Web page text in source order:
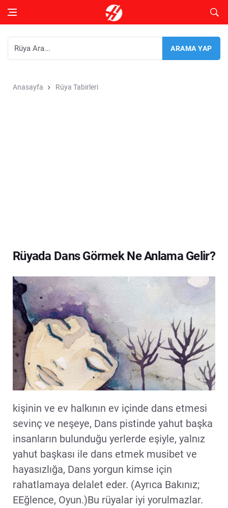
Anasayfa Rüya Tabirleri
Rüyada Dans Görmek Ne Anlama Gelir?
kişinin ve ev halkının ev içinde dans etmesi
sevinç ve neşeye, Dans pistinde yahut başka
insanların bulunduğu yerlerde eşiyle, yalnız
yahut başkası ile dans etmek musibet ve
hayasızlığa, Dans yorgun kimse için
rahatlamaya delalet eder. (Ayrıca Bakınız;
EEğlence, Oyun.)Bu rüyalar iyi yorulmazlar.